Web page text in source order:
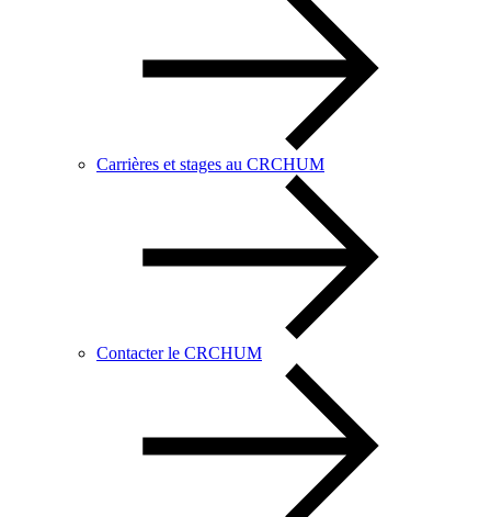
Carrières et stages au CRCHUM
Contacter le CRCHUM